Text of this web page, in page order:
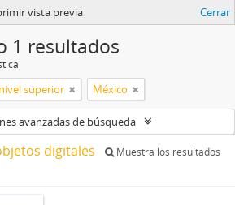
vista previa Cerrar
1 resultados
superior México
avanzadas de búsqueda
digitales
Muestra los resultados